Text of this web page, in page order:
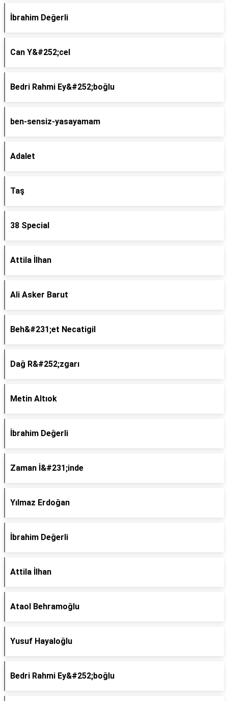
İbrahim Değerli
Can Y&#252;cel
Bedri Rahmi Ey&#252;boğlu
ben-sensiz-yasayamam
Adalet
Taş
38 Special
Attila İlhan
Ali Asker Barut
Beh&#231;et Necatigil
Dağ R&#252;zgarı
Metin Altıok
İbrahim Değerli
Zaman İ&#231;inde
Yılmaz Erdoğan
İbrahim Değerli
Attila İlhan
Ataol Behramoğlu
Yusuf Hayaloğlu
Bedri Rahmi Ey&#252;boğlu